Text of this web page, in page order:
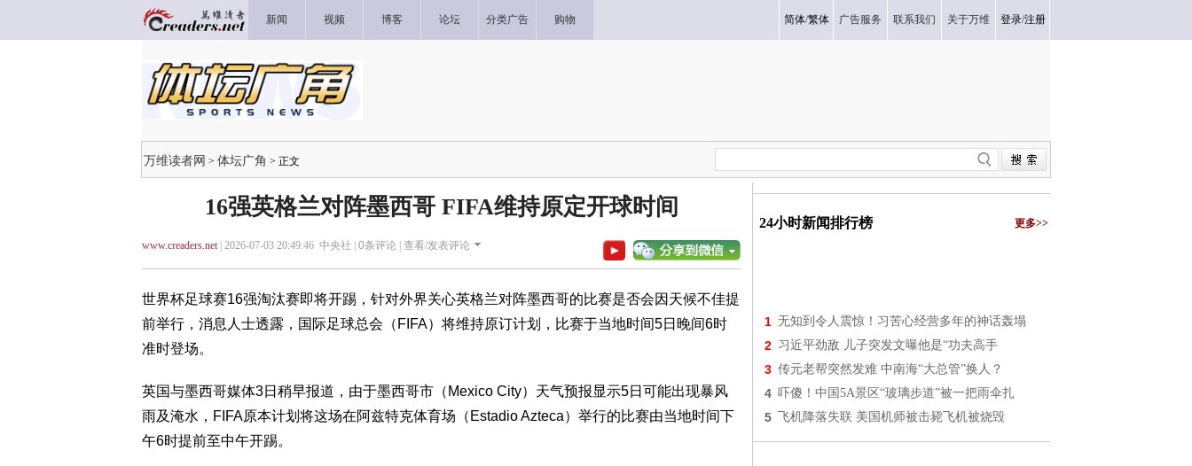
新闻 视频 博客 论坛 分类广告 购物 简体/繁体 广告服务 联系我们 关于万维 登录/注册
万维读者网 > 体坛广角 > 正文
16强英格兰对阵墨西哥 FIFA维持原定开球时间
www.creaders.net| 2026-07-03 20:49:46 中央社 | 0条评论 | 查看/发表评论
世界杯足球赛16强淘汰赛即将开踢，针对外界关心英格兰对阵墨西哥的比赛是否会因天候不佳提
前举行，消息人士透露，国际足球总会（FIFA）将维持原订计划，比赛于当地时间5日晚间6时
准时登场。
英国与墨西哥媒体3日稍早报道，由于墨西哥市（Mexico City）天气预报显示5日可能出现暴风
雨及淹水，FIFA原本计划将这场在阿兹特克体育场（Estadio Azteca）举行的比赛由当地时间下
午6时提前至中午开踢。
24小时新闻排行榜 更多>>
1 无知到令人震惊！习苦心经营多年的神话轰塌
2 习近平劲敌 儿子突发文曝他是“功夫高手
3 传元老帮突然发难 中南海“大总管”换人？
4 吓傻！中国5A景区“玻璃步道”被一把雨伞扎
5 飞机降落失联 美国机师被击毙飞机被烧毁